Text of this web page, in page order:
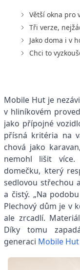
Větší okna pro
Tři verze,
Jako doma i v
Chci to
Mobile Hut je
v hliníkovém
jako přípojné
přísná kritéria na
chová jako
nemohl lišit
domečku, který
sedlovou střechou
a čistý. „Na
Plechový dům je v
ale zrcadlí.
Díky tomu
generaci Mobile Hut